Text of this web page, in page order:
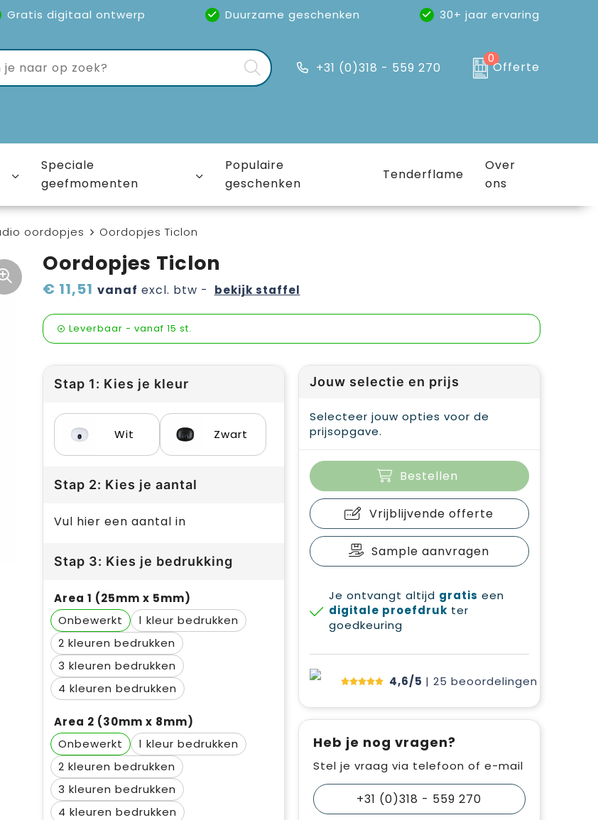
Gratis digitaal ontwerp Duurzame geschenken
30+ jaar ervaring
+31 (0)318 - 559 270
0
Offerte
Speciale
geefmomenten
Populaire
geschenken
Tenderflame
Over
ons
oordopjes Oordopjes Ticlon
Oordopjes Ticlon
€ 11,51 vanaf excl. btw - bekijk staffel
Leverbaar - vanaf 15 st.
Stap 1: Kies je kleur
Wit Zwart
Stap 2: Kies je aantal
Vul hier een aantal in
Stap 3: Kies je bedrukking
Area 1 (25mm x 5mm)
Onbewerkt
1
2
3
4
Area 2 (30mm x 8mm)
Onbewerkt
1
2
3
4
Jouw selectie en prijs
Selecteer jouw opties voor de
prijsopgave.
Bestellen
Vrijblijvende offerte
Sample aanvragen
Je ontvangt altijd gratis een
digitale proefdruk ter
goedkeuring
4,6/5 | 25 beoordelingen
Heb je nog vragen?
Stel je vraag via telefoon of e-mail
+31 (0)318 - 559 270